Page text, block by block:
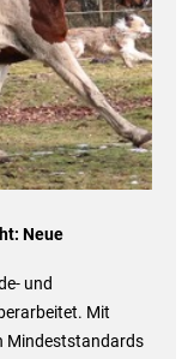
Neue
und
Mit
Mindeststandards